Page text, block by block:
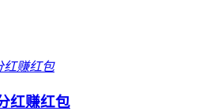
红赚红包